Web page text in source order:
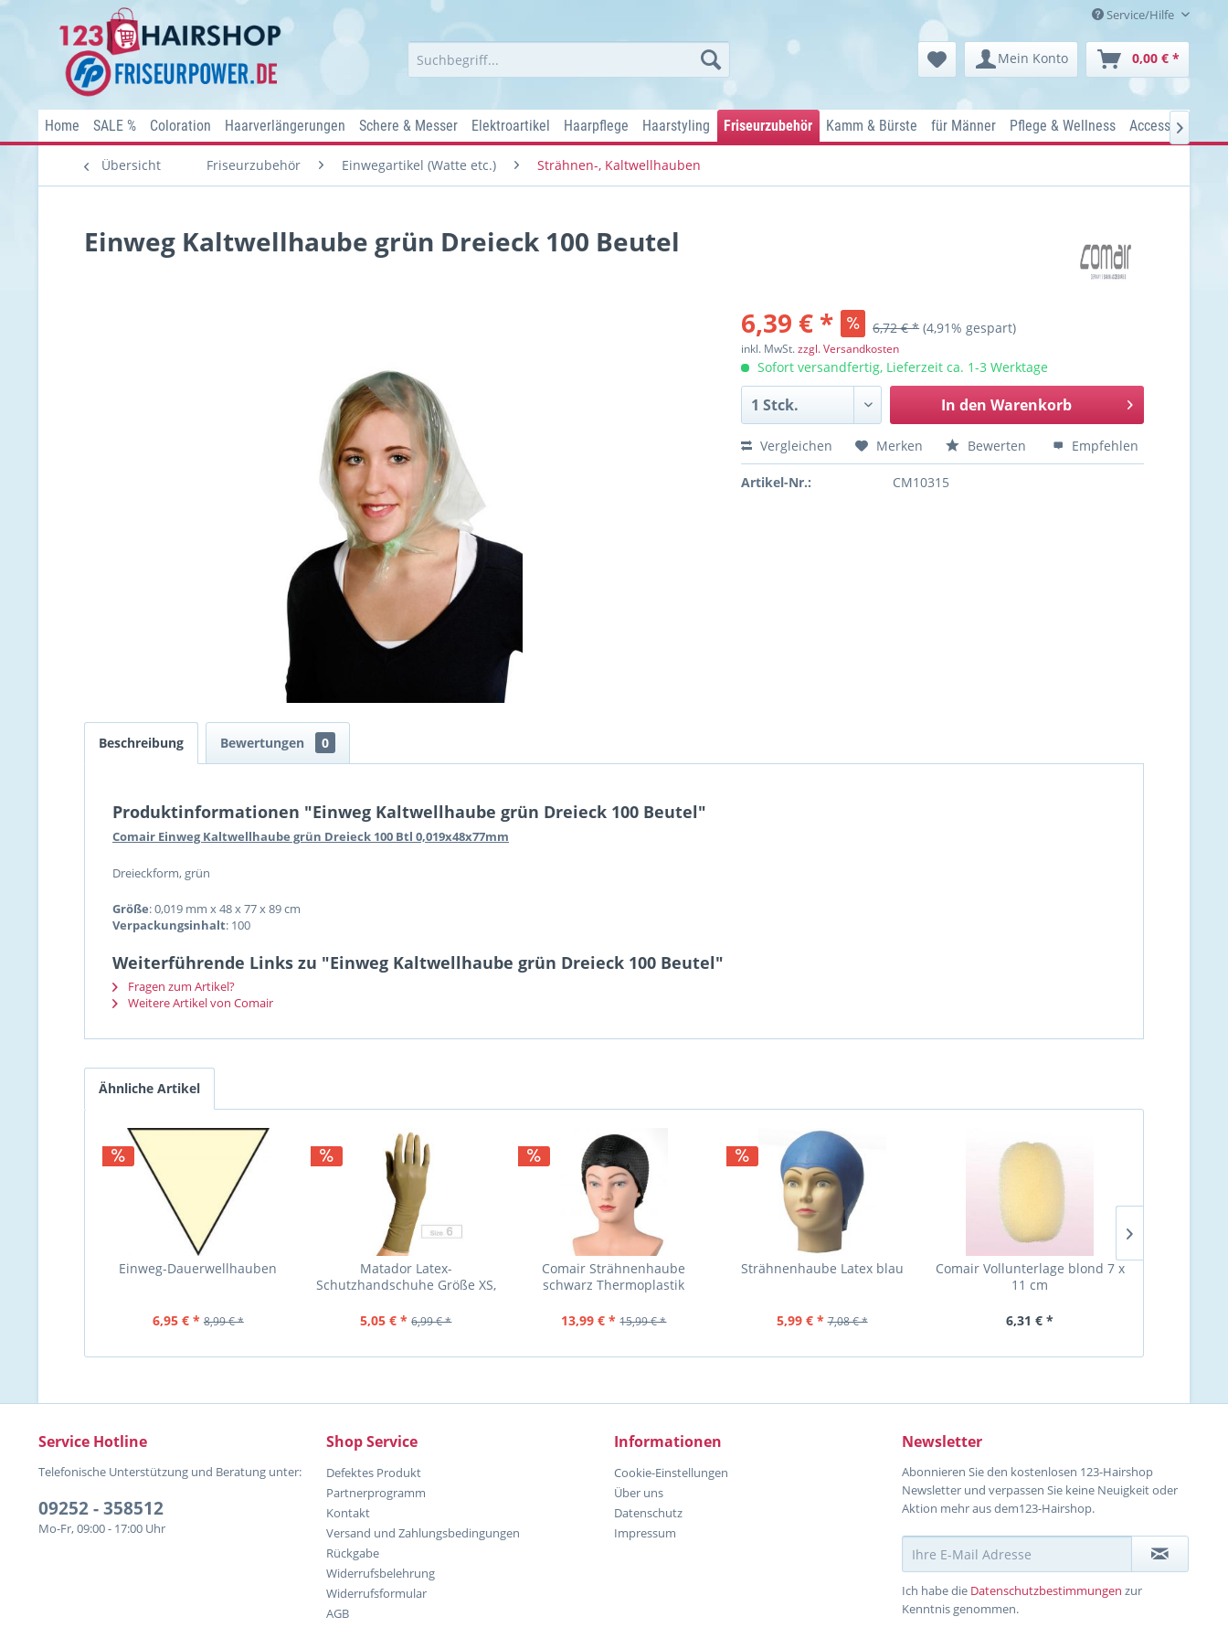
Service/Hilfe
Mein Konto 0,00 € *
Home SALE % Coloration Haarverlängerungen Schere & Messer Elektroartikel Haarpflege Haarstyling Friseurzubehör Kamm & Bürste für Männer Pflege & Wellness Accessoires

Übersicht Friseurzubehör Einwegartikel (Watte etc.) Strähnen-, Kaltwellhauben
Einweg Kaltwellhaube grün Dreieck 100 Beutel
6,39 € * 6,72 € * (4,91% gespart)
inkl. MwSt.zzgl. Versandkosten
Sofort versandfertig, Lieferzeit ca. 1-3 Werktage
In den Warenkorb
Vergleichen Merken Bewerten Empfehlen
Artikel-Nr.: CM10315
Beschreibung Bewertungen 0
Produktinformationen "Einweg Kaltwellhaube grün Dreieck 100 Beutel"
Comair Einweg Kaltwellhaube grün Dreieck 100 Btl 0,019x48x77mm
Dreieckform, grün
Größe: 0,019 mm x 48 x 77 x 89 cm
Verpackungsinhalt: 100
Weiterführende Links zu "Einweg Kaltwellhaube grün Dreieck 100 Beutel"
Fragen zum Artikel?
Weitere Artikel von Comair
Ähnliche Artikel
Einweg-Dauerwellhauben
6,95 € * 8,99 € *
Matador Latex-
Schutzhandschuhe Größe XS,
5,05 € * 6,99 € *
Comair Strähnenhaube
schwarz Thermoplastik
13,99 € * 15,99 € *
Strähnenhaube Latex blau
5,99 € * 7,08 € *
Comair Vollunterlage blond 7 x
11 cm
6,31 € *
Service Hotline
Telefonische Unterstützung und Beratung unter:
09252 - 358512
Mo-Fr, 09:00 - 17:00 Uhr
Shop Service
Defektes Produkt
Partnerprogramm
Kontakt
Versand und Zahlungsbedingungen
Rückgabe
Widerrufsbelehrung
Widerrufsformular
AGB
Informationen
Cookie-Einstellungen
Über uns
Datenschutz
Impressum
Newsletter
Abonnieren Sie den kostenlosen 123-Hairshop
Newsletter und verpassen Sie keine Neuigkeit oder
Aktion mehr aus dem123-Hairshop.
Ich habe die Datenschutzbestimmungen zur
Kenntnis genommen.